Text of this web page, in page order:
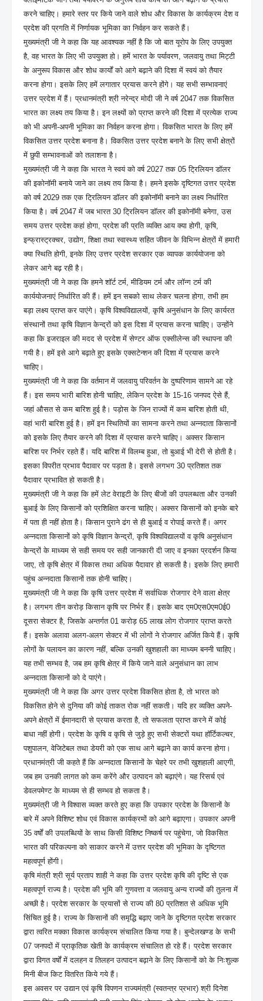
करने चाहिए। हमारे स्तर पर किये जाने वाले शोध और विकास के कार्यक्रम देश व
प्रदेश की प्रगति में निर्णायक भूमिका का निर्वहन कर सकते हैं।
मुख्यमंत्री जी ने कहा कि यह आवश्यक नहीं है कि जो बात यूरोप के लिए उपयुक्त
है, वह भारत के लिए भी उपयुक्त हो। हमें भारत के पर्यावरण, जलवायु तथा मिट्टी
के अनुरूप विकास और शोध कार्यों को आगे बढ़ाने की दिशा में स्वयं को तैयार
करना होगा। इसके लिए हमें लगातार प्रयास करने होंगे। यह सभी सम्भावनाएं
उत्तर प्रदेश में हैं। प्रधानमंत्री श्री नरेन्द्र मोदी जी ने वर्ष 2047 तक विकसित
भारत का लक्ष्य तय किया है। इन लक्ष्यों को प्राप्त करने की दिशा में प्रत्येक राज्य
को भी अपनी-अपनी भूमिका का निर्वहन करना होगा। विकसित भारत के लिए हमें
विकसित उत्तर प्रदेश बनाना है। विकसित उत्तर प्रदेश बनाने के लिए सभी क्षेत्रों
में छुपी सम्भावनाओं को तलाशना है।
मुख्यमंत्री जी ने कहा कि भारत ने स्वयं को वर्ष 2027 तक 05 ट्रिलियन डॉलर
की इकोनॉमी बनाये जाने का लक्ष्य तय किया है। हमने इसके दृष्टिगत उत्तर प्रदेश
को वर्ष 2029 तक एक ट्रिलियन डॉलर की इकोनॉमी बनाने का लक्ष्य निर्धारित
किया है। वर्ष 2047 में जब भारत 30 ट्रिलियन डॉलर की इकोनॉमी बनेगा, उस
समय उत्तर प्रदेश कहां होगा, प्रदेश की प्रति व्यक्ति आय क्या होगी, कृषि,
इन्फ्रास्ट्रक्चर, उद्योग, शिक्षा तथा स्वास्थ्य सहित जीवन के विभिन्न क्षेत्रों में हमारी
क्या स्थिति होगी, इनके लिए उत्तर प्रदेश सरकार एक व्यापक कार्ययोजना को
लेकर आगे बढ़ रही है।
मुख्यमंत्री जी ने कहा कि हमने शॉर्ट टर्म, मीडियम टर्म और लॉन्ग टर्म की
कार्ययोजनाएं निर्धारित की हैं। हमें इन सबको साथ लेकर चलना होगा, तभी हम
बड़ा लक्ष्य प्राप्त कर पाएंगे। कृषि विश्वविद्यालयों, कृषि अनुसंधान के लिए कार्यरत
संस्थानों तथा कृषि विज्ञान केन्द्रों को इस दिशा में प्रयास करना चाहिए। उन्होंने
कहा कि इजराइल की मदद से प्रदेश में सेण्टर ऑफ एक्सीलेन्स की स्थापना की
गयी है। हमें इसे आगे बढ़ाते हुए इसके एक्सटेन्शन की दिशा में प्रयास करने
चाहिए।
मुख्यमंत्री जी ने कहा कि वर्तमान में जलवायु परिवर्तन के दुष्परिणाम सामने आ रहे
हैं। इस समय भारी बारिश होनी चाहिए, लेकिन प्रदेश के 15-16 जनपद ऐसे हैं,
जहां औसत से कम बारिश हुई है। पड़ोस के जिन राज्यों में कम बारिश होती थी,
वहां भारी बारिश हुई है। हमें इन स्थितियों का सामना करने तथा अन्नदाता किसानों
को इसके लिए तैयार करने की दिशा में प्रयास करने चाहिए। अक्सर किसान
बारिश पर निर्भर रहते हैं। यदि बारिश में विलम्ब हुआ, तो बुआई भी देरी से होती है।
इसका विपरीत प्रभाव पैदावार पर पड़ता है। इससे लगभग 30 प्रतिशत तक
पैदावार प्रभावित हो सकती है।
मुख्यमंत्री जी ने कहा कि हमें लेट वेराइटी के लिए बीजों की उपलब्धता और उनकी
बुआई के लिए किसानों को प्रशिक्षित करना चाहिए। अक्सर किसानों को इनके बारे
में पता ही नहीं होता है। किसान पुराने ढंग से ही बुआई व रोपाई करते हैं। अगर
अन्नदाता किसानों को कृषि विज्ञान केन्द्रों, कृषि विश्वविद्यालयों व कृषि अनुसंधान
केन्द्रों के माध्यम से सही समय पर सही जानकारी दी जाए व इनका प्रदर्शन किया
जाए, तो कृषि क्षेत्र में विकास तथा अधिक पैदावार हो सकती है। इसके लिए हमारी
पहुंच अन्नदाता किसानों तक होनी चाहिए।
मुख्यमंत्री जी ने कहा कि कृषि उत्तर प्रदेश में सर्वाधिक रोजगार देने वाला क्षेत्र
है। लगभग तीन करोड़ किसान कृषि पर निर्भर हैं। इसके बाद एम0एस0एम0ई0
दूसरा सेक्टर है, जिसके अन्तर्गत 01 करोड़ 65 लाख लोग रोजगार प्राप्त करते
हैं। इसके अलावा अलग-अलग सेक्टर में भी लोगों ने रोजगार अर्जित किये हैं। कृषि
लोगों के पलायन का कारण नहीं, बल्कि उनकी खुशहाली का माध्यम बननी चाहिए।
यह तभी सम्भव है, जब हम कृषि क्षेत्र में किये जाने वाले अनुसंधान का लाभ
अन्नदाता किसानों को दे पाएंगे।
मुख्यमंत्री जी ने कहा कि अगर उत्तर प्रदेश विकसित होता है, तो भारत को
विकसित होने से दुनिया की कोई ताकत रोक नहीं सकती। यदि हर व्यक्ति अपने-
अपने क्षेत्रों में ईमानदारी से प्रयास करता है, तो सफलता प्राप्त करने में कोई
बाधा नहीं होगी। प्रदेश के कृषि व कृषि से जुड़े हुए सभी सेक्टरों यथा हॉर्टिकल्चर,
पशुपालन, वेजिटेबल तथा डेयरी को एक साथ आगे बढ़ाने का कार्य करना होगा।
प्रधानमंत्री जी कहते हैं कि अन्नदाता किसानों के चेहरे पर तभी खुशहाली आएगी,
जब हम उनकी लागत को कम करेंगे और उत्पादन को बढ़ाएंगे। यह रिसर्च एवं
डेवलपमेण्ट के माध्यम से ही सम्भव हो सकता है।
मुख्यमंत्री जी ने विश्वास व्यक्त करते हुए कहा कि उपकार प्रदेश के किसानों के
बारे में अपने विशिष्ट शोध एवं विकास कार्यक्रमों को आगे बढ़ाएगा। उपकार अपनी
35 वर्षों की उपलब्धियों के साथ किसी विशिष्ट निष्कर्ष पर पहुंचेगा, जो विकसित
भारत की परिकल्पना को साकार करने में उत्तर प्रदेश की भूमिका के दृष्टिगत
महत्वपूर्ण होंगी।
कृषि मंत्री श्री सूर्य प्रताप शाही ने कहा कि उत्तर प्रदेश कृषि की दृष्टि से एक
महत्वपूर्ण राज्य है। प्रदेश की भूमि की गुणवत्ता व जलवायु अन्य राज्यों की तुलना में
अच्छी है। प्रदेश सरकार के प्रयासों से राज्य की 80 प्रतिशत से अधिक भूमि
सिंचित हुई है। राज्य के किसानों की समृद्धि बढ़ाए जाने के दृष्टिगत प्रदेश सरकार
द्वारा त्वरित मक्का विकास कार्यक्रम संचालित किया गया है। बुन्देलखण्ड के सभी
07 जनपदों में प्राकृतिक खेती के कार्यक्रम संचालित हो रहे हैं। प्रदेश सरकार
द्वारा विगत वर्षों में दलहन व तिलहन उत्पादन बढ़ाने के लिए किसानों को के निःशुल्क
मिनी बीज किट वितरित किये गये हैं।
इस अवसर पर उद्यान एवं कृषि विपणन राज्यमंत्री (स्वतन्त्र प्रभार) श्री दिनेश